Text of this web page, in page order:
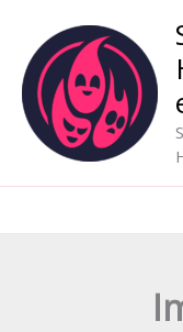
Inhalt
springen